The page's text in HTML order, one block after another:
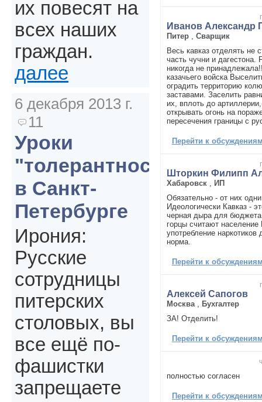
Иванов Александр
Питер
Сварщик
Весь кавказ отделять не
часть чучни и дагестона.
никогда не
казачьего войска
оградить территорию
заставами. Заселить
их, вплоть до
открывать огонь на
пересечения границы с
Перейти к
Шторкин Филипп
Хабаровск
ИП
Обязательно - от них
Идеологически Кавказ -
черная дыра для
горцы считают
употребление
норма.
Перейти к
Алексей Сапогов
Москва
Бухгалтер
ЗА! Отделить!
Перейти к
полностью согласен
Перейти к
их повесят на
всех наших
граждан.
далее
6 декабря 2013 г.
11
Уроки
"толерантности"
в Санкт-
Петербурге
Ирония:
Русские
сотрудницы
питерских
столовых, вы
все ещё по-
фашистки
запрещаете